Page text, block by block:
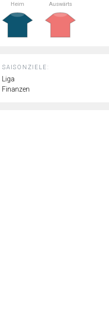
Heim Auswärts
SAISONZIELE:
Liga
Finanzen